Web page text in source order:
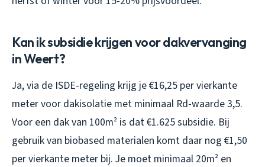
Kan ik subsidie krijgen voor dakvervanging
in Weert?
Ja, via de ISDE-regeling krijg je €16,25 per vierkante
meter voor dakisolatie met minimaal Rd-waarde 3,5.
Voor een dak van 100m² is dat €1.625 subsidie. Bij
gebruik van biobased materialen komt daar nog €1,50
per vierkante meter bij. Je moet minimaal 20m² en